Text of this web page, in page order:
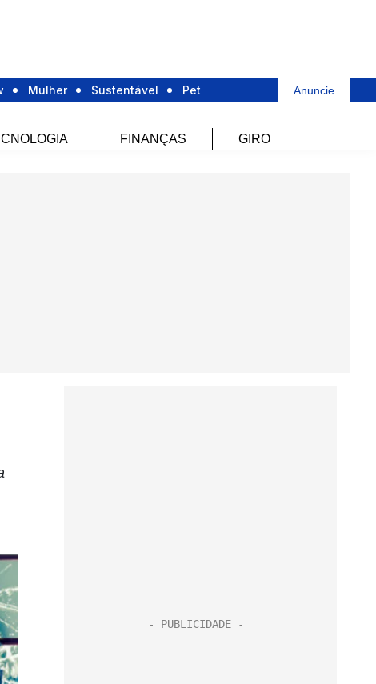
Mulher Sustentável Pet Anuncie
FINANÇAS GIRO